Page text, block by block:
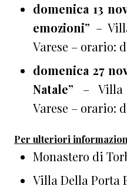
domenica 13
emozioni” –
Varese – orario:
domenica 27
Natale” – Villa
Varese – orario:
Per ulteriori
Monastero di
Villa Della Porta